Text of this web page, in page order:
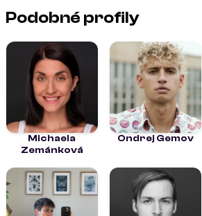
Podobné profily
Michaela
Zemánková
Ondrej Gemov